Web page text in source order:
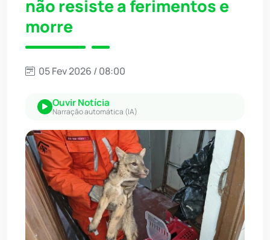
não resiste a ferimentos e
morre
05 Fev 2026 / 08:00
Ouvir Notícia
Narração automática (IA)